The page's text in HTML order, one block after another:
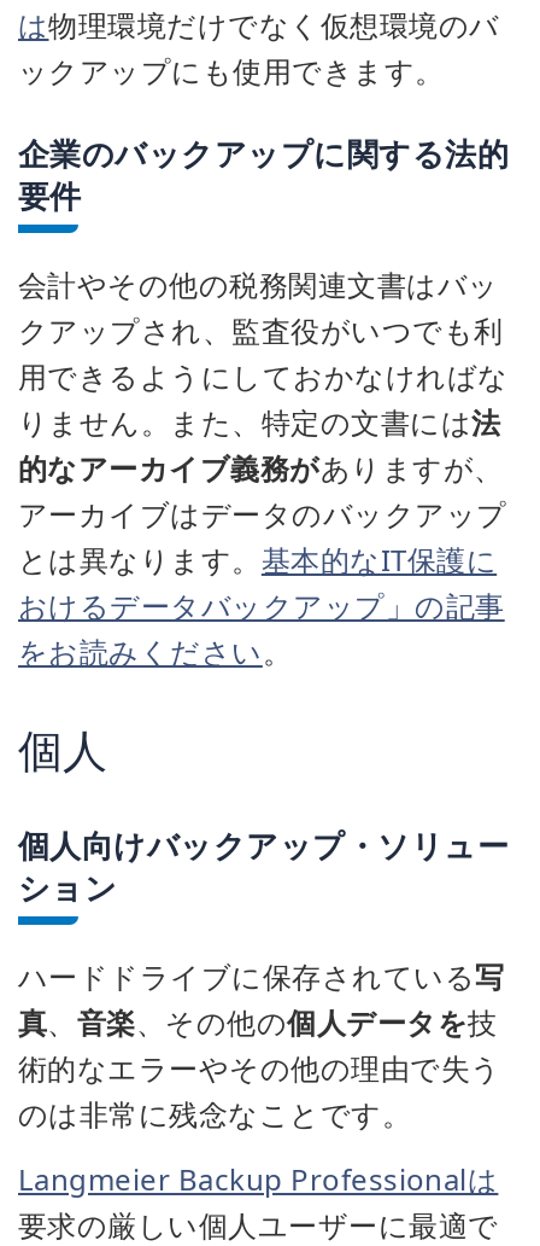
は物理環境だけでなく仮想環境のバ
ックアップにも使用できます。
企業のバックアップに関する法的
要件
会計やその他の税務関連文書はバッ
クアップされ、監査役がいつでも利
用できるようにしておかなければな
りません。また、特定の文書には法
的なアーカイブ義務がありますが、
アーカイブはデータのバックアップ
とは異なります。 基本的なIT保護に
おけるデータバックアップ」の記事
をお読みください。
個人
個人向けバックアップ・ソリュー
ション
ハードドライブに保存されている写
真、 音楽、その他の個人データを技
術的なエラーやその他の理由で失う
のは非常に残念なことです。
Langmeier Backup Professionalは
要求の厳しい個人ユーザーに最適で